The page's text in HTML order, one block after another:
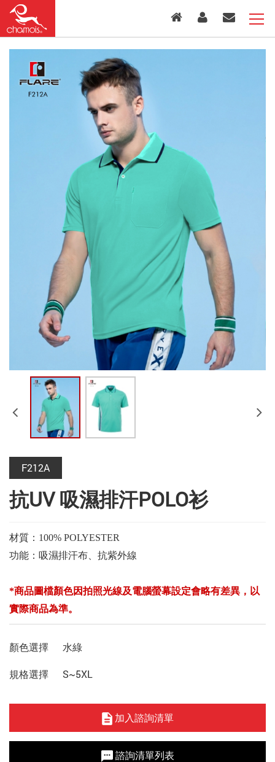
F212A
抗UV 吸濕排汗POLO衫
材質：100% POLYESTER
功能：吸濕排汗布、抗紫外線
*商品圖檔顏色因拍照光線及電腦螢幕設定會略有差異，以
實際商品為準。
顏色選擇 水綠
規格選擇 S~5XL
加入諮詢清單
諮詢清單列表